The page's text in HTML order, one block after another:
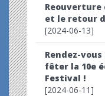
et le retour
[2024-06-13]
Rendez-
fêter la 10e
Festival !
[2024-06-11]